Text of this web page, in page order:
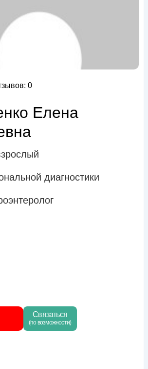
0
Елена
диагностики
Связаться
(по возможности)